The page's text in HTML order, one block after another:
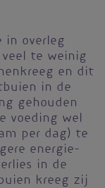
in overleg
te weinig
en dit
in de
gehouden
voeding wel
per dag) te
energie-
in de
kreeg zij